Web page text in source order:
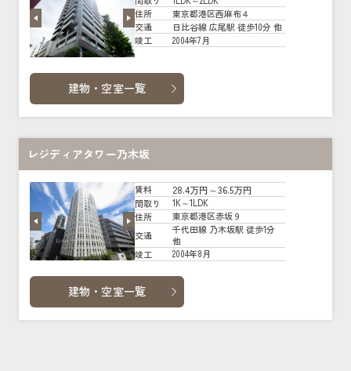
住所
東京都港区西麻布４
交通
日比谷線 広尾駅 徒歩10分 他
竣工
2004年7月
建物・空室一覧
レジディアタワー乃木坂
賃料 28.4万円～36.5万円
間取り
1K～1LDK
住所
東京都港区赤坂９
交通
千代田線 乃木坂駅 徒歩1分
他
竣工
2004年8月
建物・空室一覧